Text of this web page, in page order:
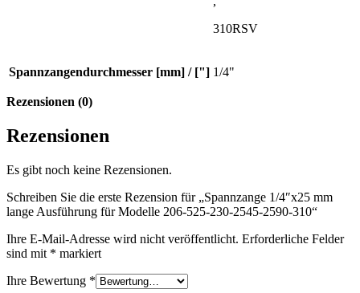
310RSV
Spannzangendurchmesser [mm] / ["] 1/4"
Rezensionen (0)
Rezensionen
Es gibt noch keine Rezensionen.
Schreiben Sie die erste Rezension für „Spannzange 1/4″x25 mm
lange Ausführung für Modelle 206-525-230-2545-2590-310“
Ihre E-Mail-Adresse wird nicht veröffentlicht. Erforderliche Felder
sind mit * markiert
Ihre Bewertung *